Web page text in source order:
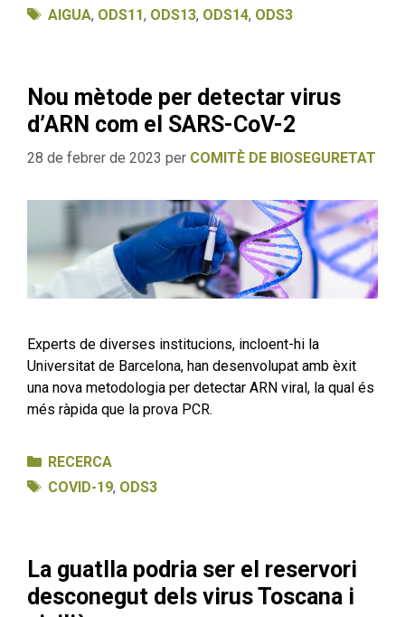
Etiquetes
AIGUA, ODS11, ODS13, ODS14, ODS3
Nou mètode per detectar virus
d’ARN com el SARS-CoV-2
28 de febrer de 2023 per COMITÈ DE BIOSEGURETAT
Experts de diverses institucions, incloent-hi la
Universitat de Barcelona, han desenvolupat amb èxit
una nova metodologia per detectar ARN viral, la qual és
més ràpida que la prova PCR.
Categories
RECERCA
Etiquetes
COVID-19, ODS3
La guatlla podria ser el reservori
desconegut dels virus Toscana i